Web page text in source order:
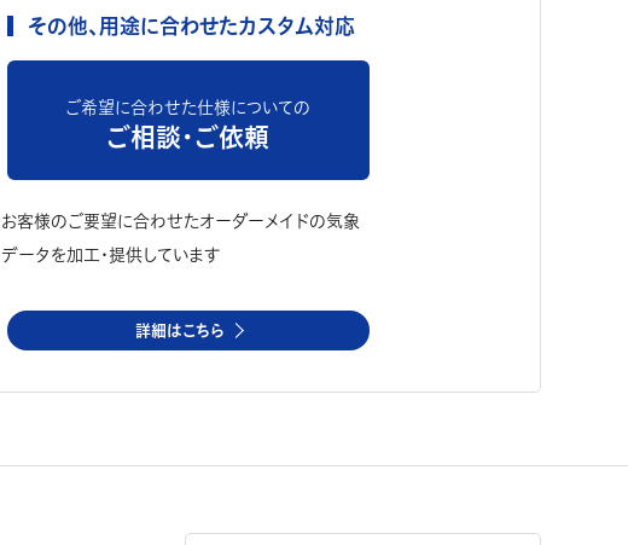
その他、用途に合わせたカスタム対応
ご希望に合わせた仕様についての
ご相談・ご依頼
お客様のご要望に合わせたオーダーメイドの気象
データを加工・提供しています
詳細はこちら